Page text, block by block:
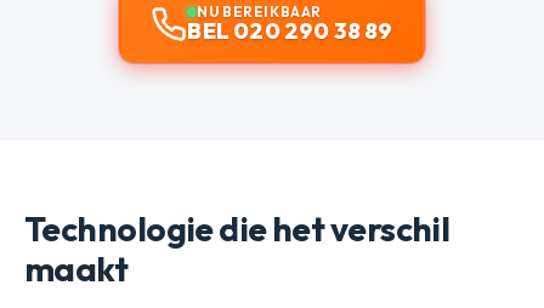
NU BEREIKBAAR
BEL 020 290 38 89
Technologie die het verschil
maakt